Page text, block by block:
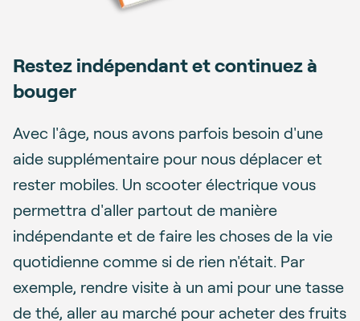
Restez indépendant et continuez à
bouger
Avec l'âge, nous avons parfois besoin d'une
aide supplémentaire pour nous déplacer et
rester mobiles. Un scooter électrique vous
permettra d'aller partout de manière
indépendante et de faire les choses de la vie
quotidienne comme si de rien n'était. Par
exemple, rendre visite à un ami pour une tasse
de thé, aller au marché pour acheter des fruits